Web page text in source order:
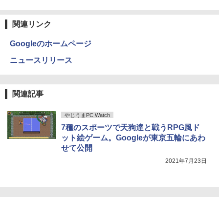
付き 防水 タッチ式音量調整 スポーツ/通勤/通
￥1,964
BUGS LIFE
￥250
￥1,625
コカ・コーラ やかんの麦茶 from 爽健美茶 ラ
ベルレス 650mlPET×24本
スーパーの裏でヤニ吸うふたり 9巻 (デジタル
版ビッグガンガンコミックス)
関連リンク
Googleのホームページ
ニュースリリース
関連記事
やじうまPC Watch
7種のスポーツで天狗達と戦うRPG風ド
ット絵ゲーム。Googleが東京五輪にあわ
せて公開
2021年7月23日